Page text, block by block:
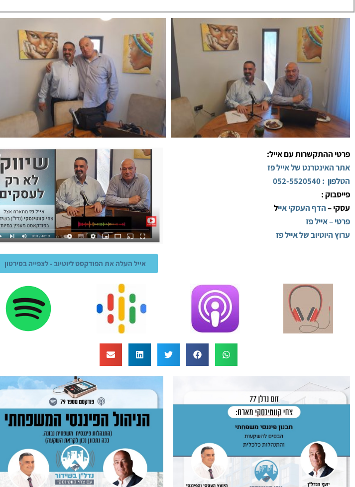
פרטי ההתקשרות עם אייל:
אתר האינטרנט של אייל פז
הטלפון : 052-5520540
פייסבוק :
עסקי –הדף העסקי אייל
פרטי – אייל פז
ערוץ היוטיוב של אייל פז
אייל העלה את הפודקסט ליוטיוב - לצפייה בסירטון